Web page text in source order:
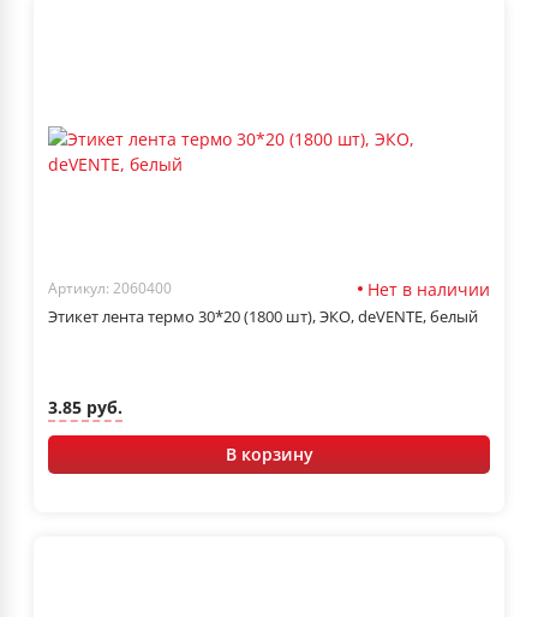
Артикул: 2060400 Нет в наличии
Этикет лента термо 30*20 (1800 шт), ЭКО, deVENTE, белый
3.85 руб.
В корзину